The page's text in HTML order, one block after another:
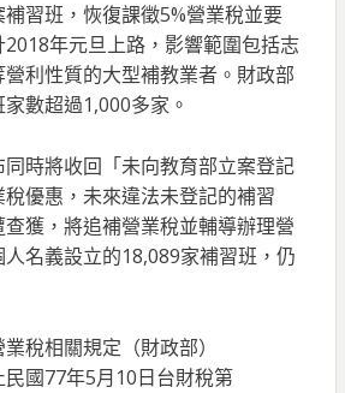
習班，恢復課徵5%營業稅並要
年元旦上路，影響範圍包括志
利性質的大型補教業者。財政部
數超過1,000多家。
時將收回「未向教育部立案登記
優惠，未來違法未登記的補習
獲，將追補營業稅並輔導辦理營
名義設立的18,089家補習班，仍
稅相關規定（財政部）
國77年5月10日台財稅第